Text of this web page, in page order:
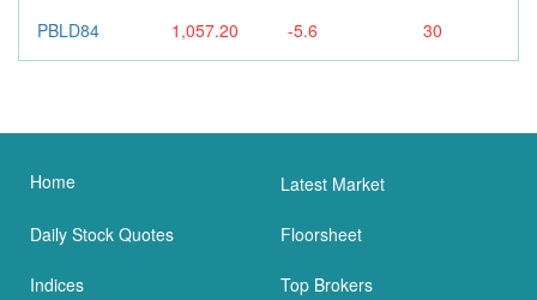
PBLD84 1,057.20 -5.6 30
Home Latest Market
Daily Stock Quotes Floorsheet
Indices Top Brokers